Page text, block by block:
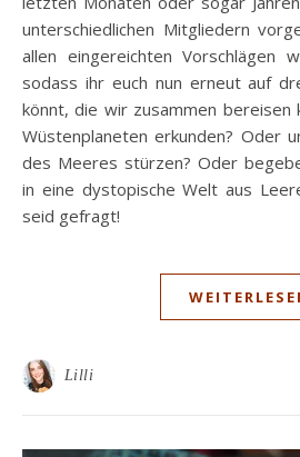
unterschiedlichen Mitgliedern
allen eingereichten Vorschlägen
sodass ihr euch nun erneut auf
könnt, die wir zusammen bereisen
Wüstenplaneten erkunden? Oder
des Meeres stürzen? Oder
in eine dystopische Welt aus
seid gefragt!
Lilli